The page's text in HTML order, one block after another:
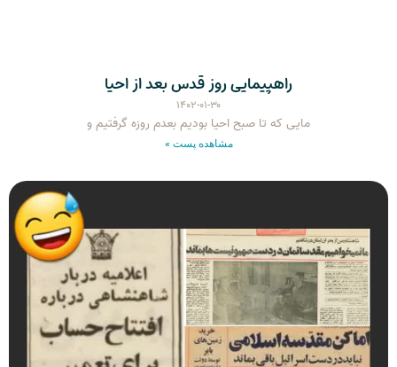
راهپیمایی روز قدس بعد از احیا
۱۴۰۲-۰۱-۳۰
مایی که تا صبح احیا بودیم بعدم روزه گرفتیم و
مشاهده پست »